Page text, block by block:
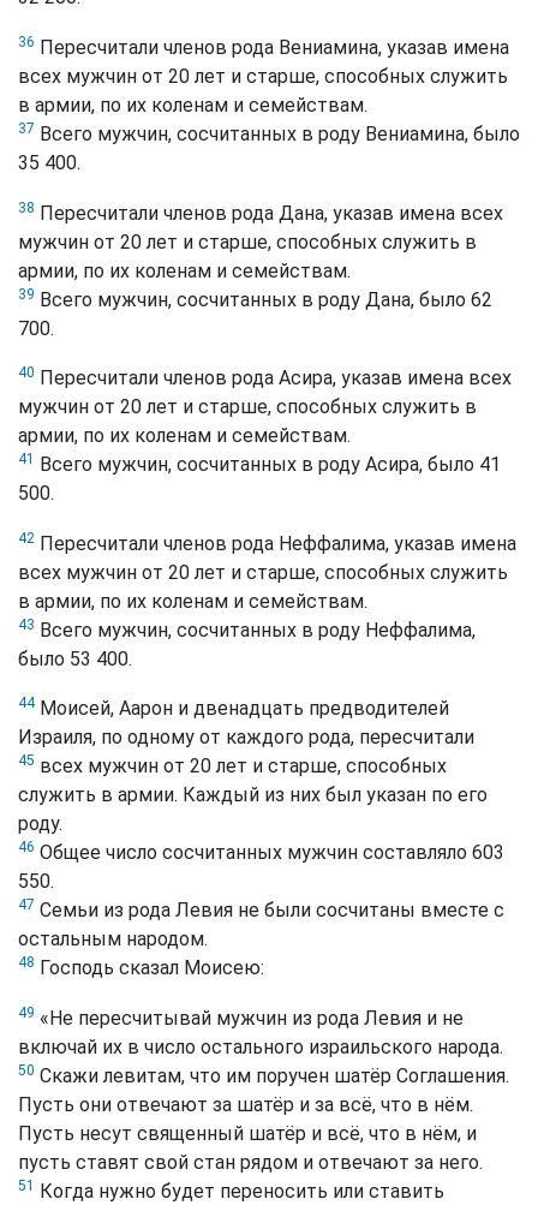
36 Пересчитали членов рода Вениамина, указав имена
всех мужчин от 20 лет и старше, способных служить
в армии, по их коленам и семействам.
37 Всего мужчин, сосчитанных в роду Вениамина, было
35 400.
38 Пересчитали членов рода Дана, указав имена всех
мужчин от 20 лет и старше, способных служить в
армии, по их коленам и семействам.
39 Всего мужчин, сосчитанных в роду Дана, было 62
700.
40 Пересчитали членов рода Асира, указав имена всех
мужчин от 20 лет и старше, способных служить в
армии, по их коленам и семействам.
41
Всего мужчин, сосчитанных в роду Асира, было 41
500.
42 Пересчитали членов рода Неффалима, указав имена
всех мужчин от 20 лет и старше, способных служить
в армии, по их коленам и семействам.
43 Всего мужчин, сосчитанных в роду Неффалима,
было 53 400.
44Моисей, Аарон и двенадцать предводителей
Израиля, по одному от каждого рода, пересчитали
45 всех мужчин от 20 лет и старше, способных
служить в армии. Каждый из них был указан по его
роду.
46 Общее число сосчитанных мужчин составляло 603
550.
47 Семьи из рода Левия не были сосчитаны вместе с
остальным народом.
48 Господь сказал Моисею:
49 «Не пересчитывай мужчин из рода Левия и не
включай их в число остального израильского народа.
50 Скажи левитам, что им поручен шатёр Соглашения.
Пусть они отвечают за шатёр и за всё, что в нём.
Пусть несут священный шатёр и всё, что в нём, и
пусть ставят свой стан рядом и отвечают за него.
51 Когда нужно будет переносить или ставить